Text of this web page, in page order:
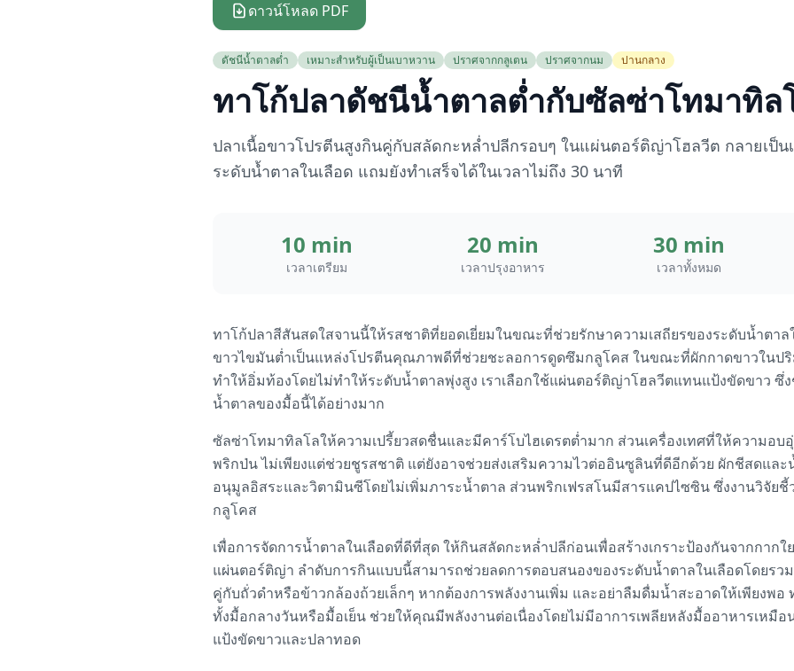
ดาวน์โหลด PDF
ดัชนีน้ำตาลต่ำ เหมาะสำหรับผู้เป็นเบาหวาน ปราศจากกลูเตน ปราศจากนม ปานกลาง
ทาโก้ปลาดัชนีน้ำตาลต่ำกับซัลซ่าโทมาทิล
ปลาเนื้อขาวโปรตีนสูงกินคู่กับสลัดกะหล่ำปลีกรอบๆ ในแผ่นตอร์ติญ่าโฮลวีต กลายเป็
ระดับน้ำตาลในเลือด แถมยังทำเสร็จได้ในเวลาไม่ถึง 30 นาที
10 min
เวลาเตรียม
20 min
เวลาปรุงอาหาร
30 min
เวลาทั้งหมด
ทาโก้ปลาสีสันสดใสจานนี้ให้รสชาติที่ยอดเยี่ยมในขณะที่ช่วยรักษาความเสถียรของระดับน้ำตาล
ขาวไขมันต่ำเป็นแหล่งโปรตีนคุณภาพดีที่ช่วยชะลอการดูดซึมกลูโคส ในขณะที่ผักกาดขาวในป
ทำให้อิ่มท้องโดยไม่ทำให้ระดับน้ำตาลพุ่งสูง เราเลือกใช้แผ่นตอร์ติญ่าโฮลวีตแทนแป้งขัดขาว
น้ำตาลของมื้อนี้ได้อย่างมาก
ซัลซ่าโทมาทิลโลให้ความเปรี้ยวสดชื่นและมีคาร์โบไฮเดรตต่ำมาก ส่วนเครื่องเทศที่ให้ความอบ
พริกป่น ไม่เพียงแต่ช่วยชูรสชาติ แต่ยังอาจช่วยส่งเสริมความไวต่ออินซูลินที่ดีอีกด้วย ผักชีสดแล
อนุมูลอิสระและวิตามินซีโดยไม่เพิ่มภาระน้ำตาล ส่วนพริกเฟรสโนมีสารแคปไซซิน ซึ่งงานวิจัยชี้
กลูโคส
เพื่อการจัดการน้ำตาลในเลือดที่ดีที่สุด ให้กินสลัดกะหล่ำปลีก่อนเพื่อสร้างเกราะป้องกันจากกาก
แผ่นตอร์ติญ่า ลำดับการกินแบบนี้สามารถช่วยลดการตอบสนองของระดับน้ำตาลในเลือดโดยร
คู่กับถั่วดำหรือข้าวกล้องถ้วยเล็กๆ หากต้องการพลังงานเพิ่ม และอย่าลืมดื่มน้ำสะอาดให้เพียงพ
ทั้งมื้อกลางวันหรือมื้อเย็น ช่วยให้คุณมีพลังงานต่อเนื่องโดยไม่มีอาการเพลียหลังมื้ออาหารเหมื
แป้งขัดขาวและปลาทอด